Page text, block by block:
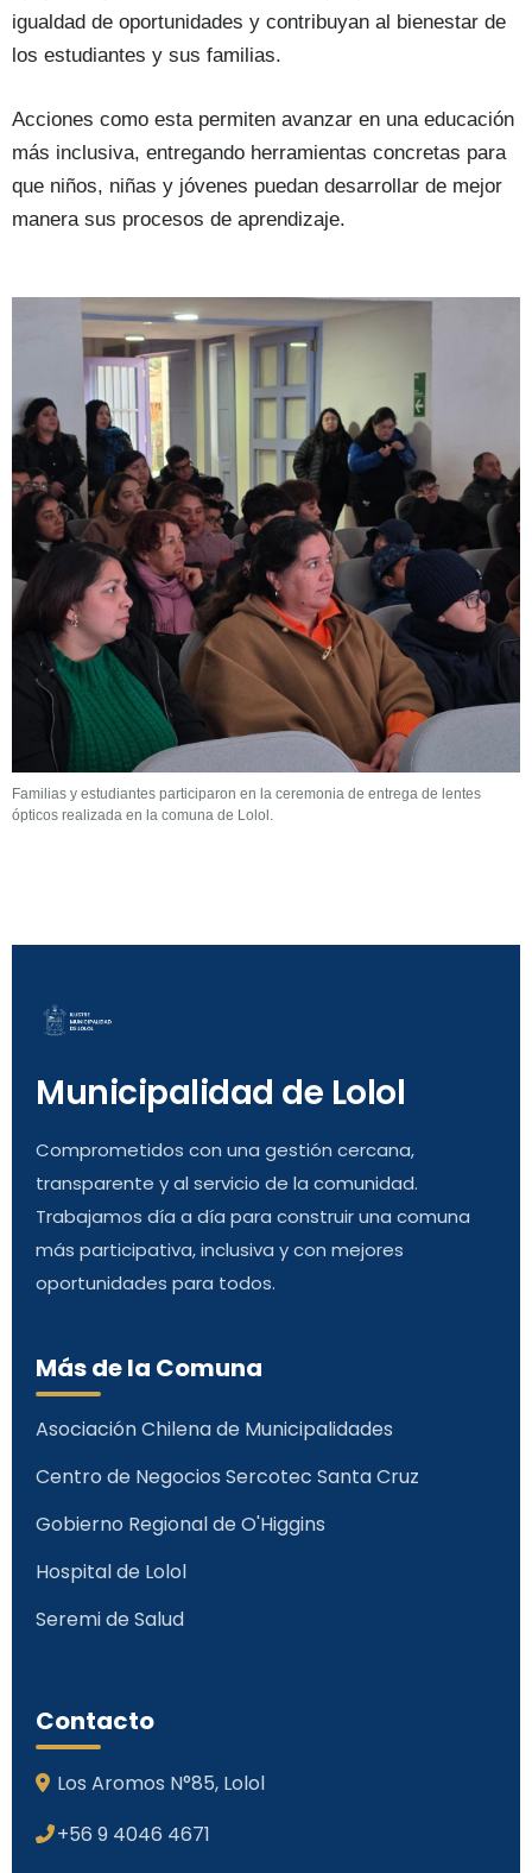
igualdad de oportunidades y contribuyan al bienestar de
los estudiantes y sus familias.
Acciones como esta permiten avanzar en una educación
más inclusiva, entregando herramientas concretas para
que niños, niñas y jóvenes puedan desarrollar de mejor
manera sus procesos de aprendizaje.
Familias y estudiantes participaron en la ceremonia de entrega de lentes
ópticos realizada en la comuna de Lolol.
Municipalidad de Lolol
Comprometidos con una gestión cercana,
transparente y al servicio de la comunidad.
Trabajamos día a día para construir una comuna
más participativa, inclusiva y con mejores
oportunidades para todos.
Más de la Comuna
Asociación Chilena de Municipalidades
Centro de Negocios Sercotec Santa Cruz
Gobierno Regional de O'Higgins
Hospital de Lolol
Seremi de Salud
Contacto
Los Aromos N°85, Lolol
+56 9 4046 4671